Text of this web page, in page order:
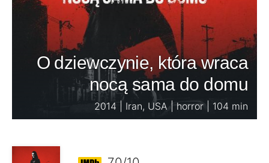
O dziewczynie, która wraca
nocą sama do domu
2014 | Iran, USA | horror | 104 min